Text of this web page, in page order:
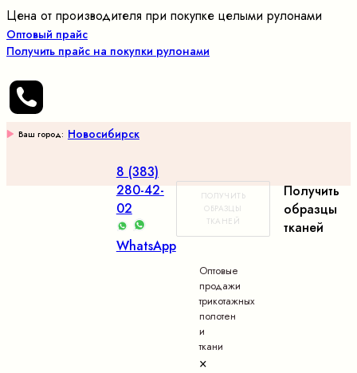
Цена от производителя при покупке целыми рулонами
Оптовый прайс
Получить прайс на покупки рулонами
Ваш город: Новосибирск
8 (383)
280-42-
02
WhatsApp
ПОЛУЧИТЬ
ОБРАЗЦЫ
ТКАНЕЙ
Получить
образцы
тканей
Оптовые
продажи
трикотажных
полотен
и
ткани
×